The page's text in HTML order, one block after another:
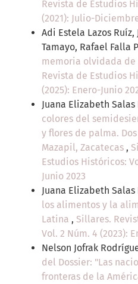
Revista de Estudios
(2021): Julio-
Adi Estela Lazos Ruíz,
Tamayo, Rafael Falla
memoria olvidada
Revista de Estudios
(2025): Enero-Junio
Juana Elizabeth
colores del
y flores de palma.
Mazapil, Zacatecas ,
Estudios Históricos:
Junio 2023
Juana Elizabeth
los alimentos y la
Latina , Sillares.
Vol. 2 Núm. 4 (2023):
Nelson Jofrak
del Dossier: "Las
fronteras de la